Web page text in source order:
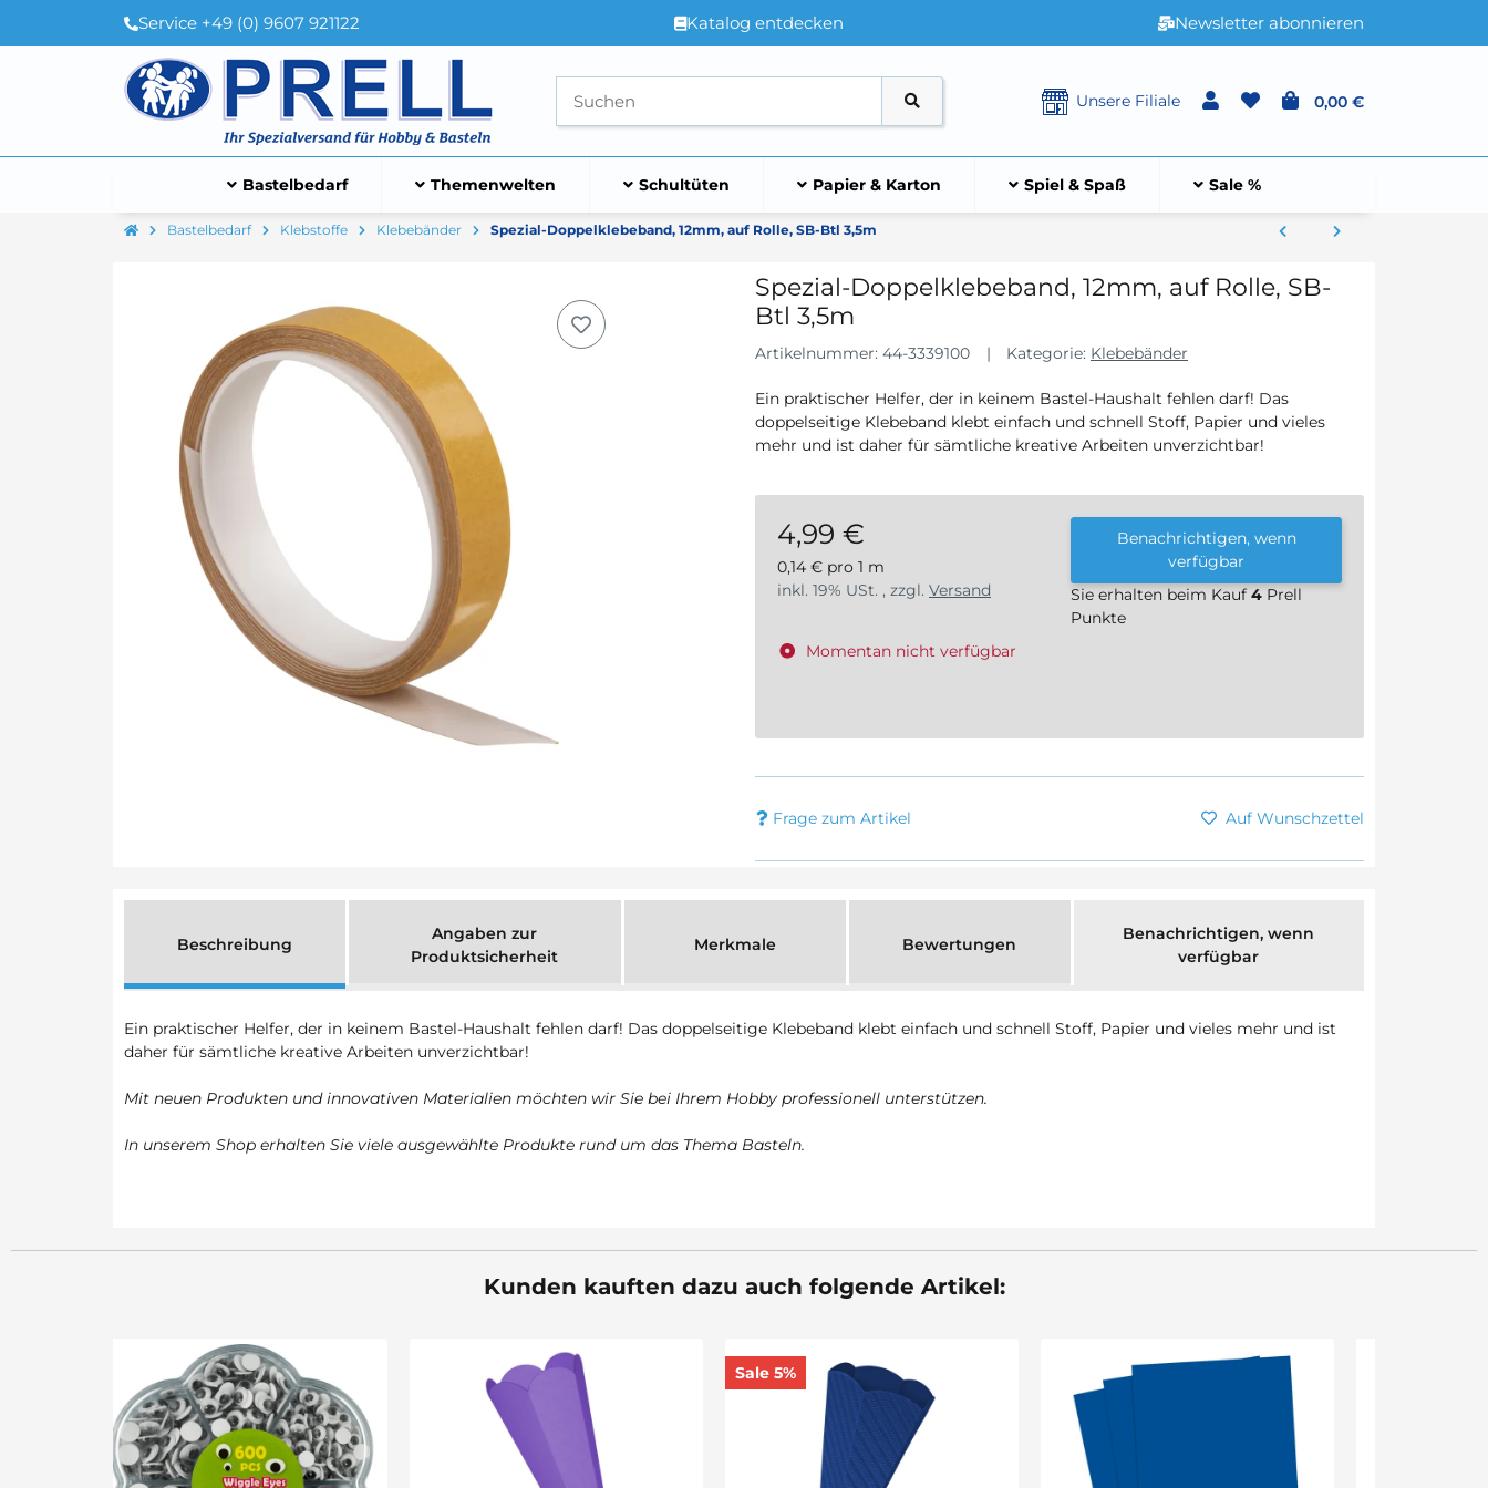
Service +49 (0) 9607 921122 Katalog entdecken Newsletter abonnieren
Unsere Filiale 0,00 €
Bastelbedarf Themenwelten Schultüten Papier & Karton Spiel & Spaß Sale %
Bastelbedarf Klebstoffe Klebebänder Spezial-Doppelklebeband, 12mm, auf Rolle, SB-Btl 3,5m
Spezial-Doppelklebeband, 12mm, auf Rolle, SB-
Btl 3,5m
Artikelnummer: 44-3339100 Kategorie: Klebebänder
Ein praktischer Helfer, der in keinem Bastel-Haushalt fehlen darf! Das
doppelseitige Klebeband klebt einfach und schnell Stoff, Papier und vieles
mehr und ist daher für sämtliche kreative Arbeiten unverzichtbar!
4,99 €
0,14 € pro 1 m
inkl. 19% USt. , zzgl. Versand
Momentan nicht verfügbar
Benachrichtigen, wenn
verfügbar
Sie erhalten beim Kauf 4 Prell
Punkte
Frage zum Artikel Auf Wunschzettel
Beschreibung
Angaben zur
Produktsicherheit
Merkmale Bewertungen
Benachrichtigen, wenn
verfügbar
Ein praktischer Helfer, der in keinem Bastel-Haushalt fehlen darf! Das doppelseitige Klebeband klebt einfach und schnell Stoff, Papier und vieles mehr und ist
daher für sämtliche kreative Arbeiten unverzichtbar!
Mit neuen Produkten und innovativen Materialien möchten wir Sie bei Ihrem Hobby professionell unterstützen.
In unserem Shop erhalten Sie viele ausgewählte Produkte rund um das Thema Basteln.
Kunden kauften dazu auch folgende Artikel:
Sale 5%